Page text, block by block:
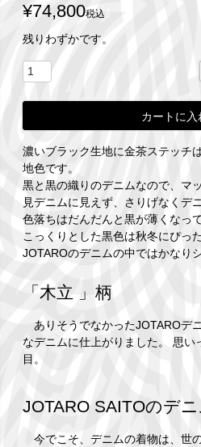
¥74,800税込
残りわずかです。
カートに入
濃いブラック生地に金茶ステッチ
地色です。
黒と黒の織りのデニムなので、マ
見デニムに見えず、さりげなくデ
色落ちはだんだんと黒が薄くなっ
こっくりとした黒色は秋冬にぴった
JOTAROのデニムの中ではかなり
「木立 」柄
ありそうでなかったJOTAROデ
なデニムに仕上がりました。 思い
目。
JOTARO SAITOのデ
今でこそ、デニムの着物は、世